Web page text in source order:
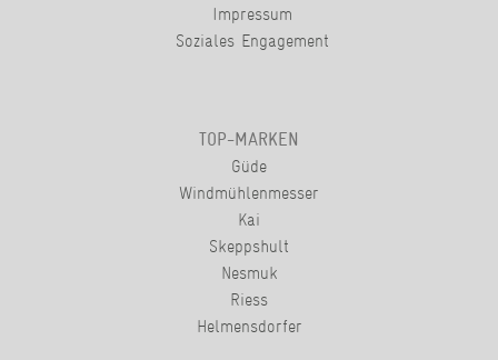
Impressum
Soziales Engagement
TOP-MARKEN
Güde
Windmühlenmesser
Kai
Skeppshult
Nesmuk
Riess
Helmensdorfer